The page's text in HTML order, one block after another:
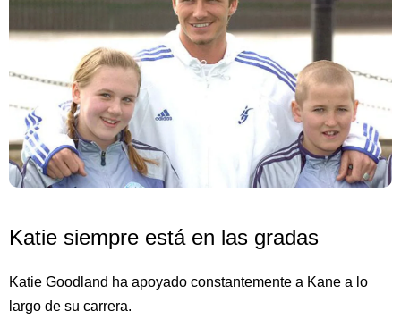
Katie siempre está en las gradas
Katie Goodland ha apoyado constantemente a Kane a lo
largo de su carrera.